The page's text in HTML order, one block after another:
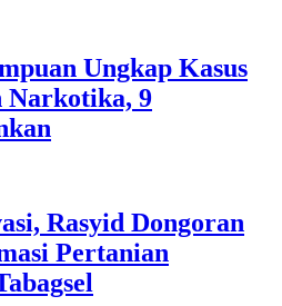
Ungkap Kasus
Narkotika, 9
Rasyid Dongoran
Pertanian